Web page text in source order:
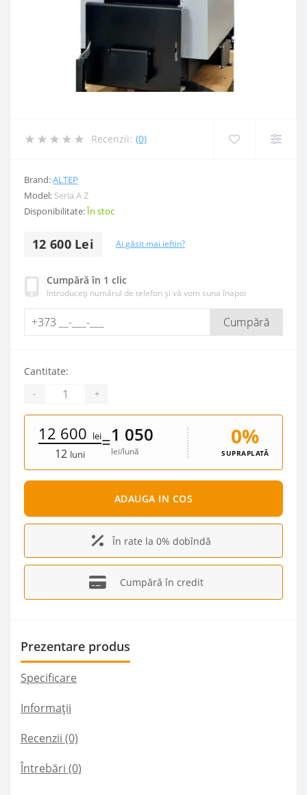
Recenzii: (0)
Brand:ALTEP
Model: Seria A Z
Disponibilitate:În stoc
12 600 Lei Ai găsit mai ieftin?
Cumpără în 1 clic
Introduceți numărul de telefon și vă vom suna înapoi
Cumpără
Cantitate:
- +
12 600 lei
12 luni
=1 050
lei/lună
0%
SUPRAPLATĂ
ADAUGA IN COS
În rate la 0% dobîndă
Cumpără în credit
Prezentare produs
Specificare
Informații
Recenzii (0)
Întrebări (0)